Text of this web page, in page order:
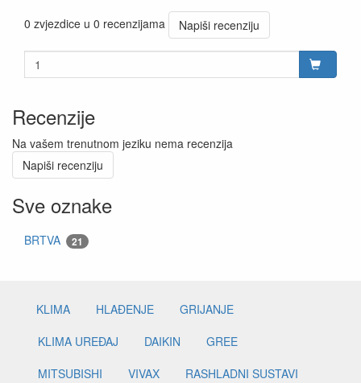
0 zvjezdice u 0 recenzijama
Napiši recenziju
Recenzije
Na vašem trenutnom jeziku nema recenzija
Napiši recenziju
Sve oznake
BRTVA 21
KLIMA HLAĐENJE
GRIJANJE
KLIMA UREĐAJ
DAIKIN
GREE
MITSUBISHI
VIVAX
RASHLADNI SUSTAVI